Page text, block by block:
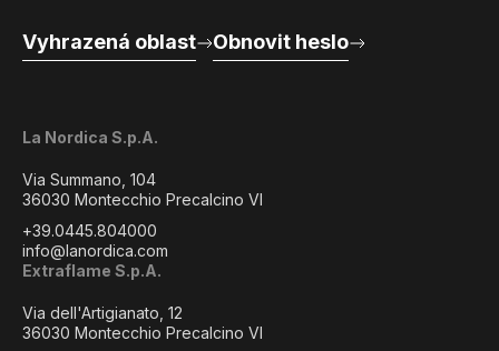
La Nordica S.p.A.
Via Summano, 104
36030 Montecchio Precalcino VI
+39.0445.804000
info@lanordica.com
Extraflame S.p.A.
Via dell'Artigianato, 12
36030 Montecchio Precalcino VI
Vyhrazená oblast Obnovit heslo